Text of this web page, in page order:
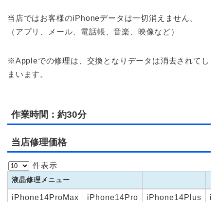
当店ではお客様のiPhoneデータは一切消えません。
（アプリ、メール、電話帳、音楽、映像など）
※Appleでの修理は、交換となりデータは消去されてし
まいます。
作業時間：約30分
当店修理価格
件表示
液晶修理メニュー
液晶修理メニュー
iPhone14ProMax iPhone14Pro iPhone14Plus